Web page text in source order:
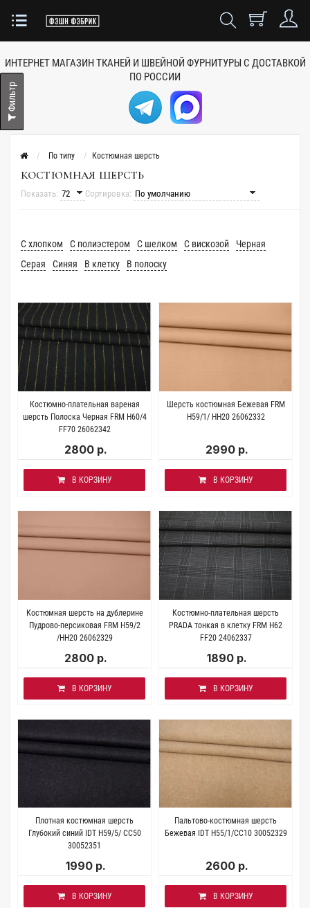
ИНТЕРНЕТ МАГАЗИН ТКАНЕЙ И ШВЕЙНОЙ ФУРНИТУРЫ С ДОСТАВКОЙ
ПО РОССИИ
По типу Костюмная шерсть
КОСТЮМНАЯ ШЕРСТЬ
Показать: Сортировка:
С хлопком С полиэстером С шелком С вискозой
Черная
Серая
Синяя В клетку В полоску
Костюмно-плательная вареная
шерсть Полоска Черная FRM H60/4
FF70 26062342
2800 р.
В КОРЗИНУ
Шерсть костюмная Бежевая FRM
H59/1/ HH20 26062332
2990 р.
В КОРЗИНУ
Костюмная шерсть на дублерине
Пудрово-персиковая FRM H59/2
/HH20 26062329
2800 р.
В КОРЗИНУ
Костюмно-плательная шерсть
PRADA тонкая в клетку FRM H62
FF20 24062337
1890 р.
В КОРЗИНУ
Плотная костюмная шерсть
Глубокий синий IDT H59/5/ CC50
30052351
1990 р.
В КОРЗИНУ
Пальтово-костюмная шерсть
Бежевая IDT H55/1/CC10 30052329
2600 р.
В КОРЗИНУ
Фильтр